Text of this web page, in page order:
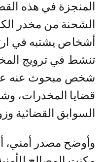
المنجزة في هذه
الشحنة من مخدر
أشخاص يشتبه في
تنشط في ترويج
شخص مبحوث عنه
قضايا المخدرات،
السوابق القضائية
وأوضح مصدر أمني،